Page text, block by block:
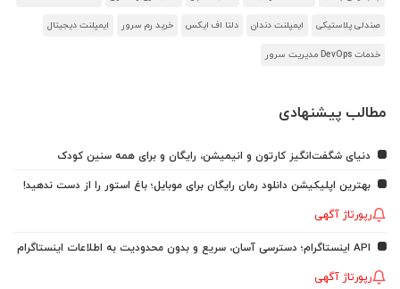
صندلی پلاستیکی ایمپلنت دندان دلتا اف ایکس خرید رم سرور ایمپلنت دیجیتال
خدمات DevOps مدیریت سرور
مطالب پیشنهادی
دنیای شگفت‌انگیز کارتون و انیمیشن، رایگان و برای همه سنین کودک
بهترین اپلیکیشن دانلود رمان رایگان برای موبایل؛ باغ استور را از دست ندهید!
رپورتاژ آگهی
API اینستاگرام؛ دسترسی آسان، سریع و بدون محدودیت به اطلاعات اینستاگرام
رپورتاژ آگهی